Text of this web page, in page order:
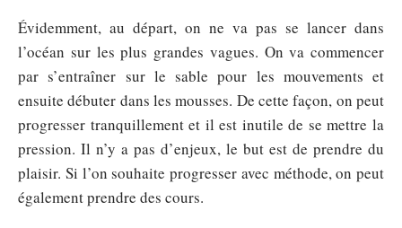
Évidemment, au départ, on ne va pas se lancer dans
l’océan sur les plus grandes vagues. On va commencer
par s’entraîner sur le sable pour les mouvements et
ensuite débuter dans les mousses. De cette façon, on peut
progresser tranquillement et il est inutile de se mettre la
pression. Il n’y a pas d’enjeux, le but est de prendre du
plaisir. Si l’on souhaite progresser avec méthode, on peut
également prendre des cours.